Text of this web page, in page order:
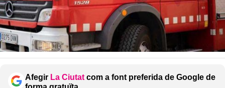
Afegir La Ciutat com a font preferida de Google de